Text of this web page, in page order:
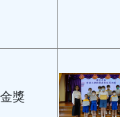
金獎